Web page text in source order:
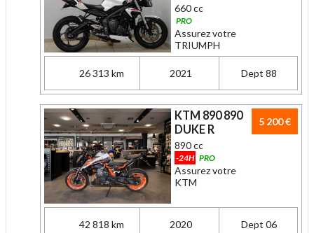
660 cc
PRO
Assurez votre
TRIUMPH
26 313 km 2021 Dept 88
5 200 €
KTM 890 890
DUKE R
890 cc
-24H PRO
Assurez votre
KTM
42 818 km 2020 Dept 06